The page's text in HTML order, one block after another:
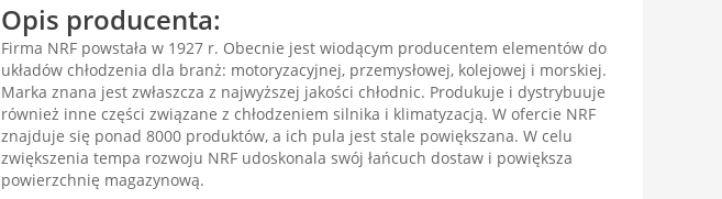
Opis producenta:
Firma NRF powstała w 1927 r. Obecnie jest wiodącym producentem elementów do
układów chłodzenia dla branż: motoryzacyjnej, przemysłowej, kolejowej i morskiej.
Marka znana jest zwłaszcza z najwyższej jakości chłodnic. Produkuje i dystrybuuje
również inne części związane z chłodzeniem silnika i klimatyzacją. W ofercie NRF
znajduje się ponad 8000 produktów, a ich pula jest stale powiększana. W celu
zwiększenia tempa rozwoju NRF udoskonala swój łańcuch dostaw i powiększa
powierzchnię magazynową.